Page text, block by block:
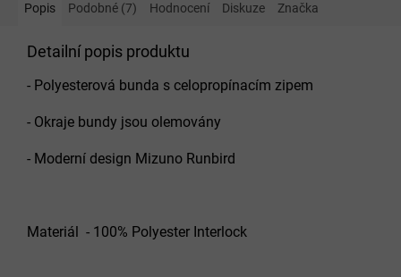
Popis Podobné (7) Hodnocení Diskuze Značka
Detailní popis produktu
- Polyesterová bunda s celopropínacím zipem
- Okraje bundy jsou olemovány
- Moderní design Mizuno Runbird
Materiál - 100% Polyester Interlock